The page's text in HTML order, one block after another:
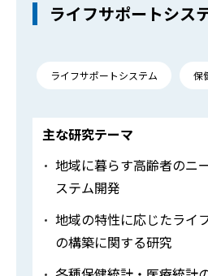
ライフサポートシス
ライフサポートシステム 保
主な研究テーマ
地域に暮らす高齢者のニ
ステム開発
地域の特性に応じたライ
の構築に関する研究